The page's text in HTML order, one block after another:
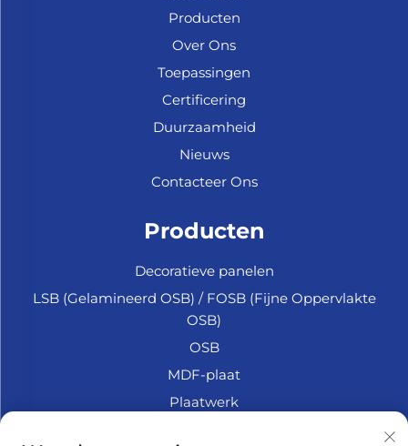
Producten
Over Ons
Toepassingen
Certificering
Duurzaamheid
Nieuws
Contacteer Ons
Producten
Decoratieve panelen
LSB (Gelamineerd OSB) / FOSB (Fijne Oppervlakte
OSB)
OSB
MDF-plaat
Plaatwerk